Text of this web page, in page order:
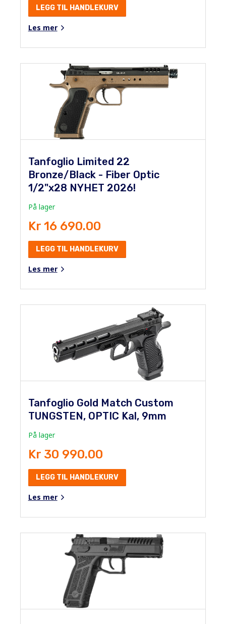
LEGG TIL HANDLEKURV
Les mer
Tanfoglio Limited 22
Bronze/Black - Fiber Optic
1/2"x28 NYHET 2026!
På lager
Kr 16 690.00
LEGG TIL HANDLEKURV
Les mer
Tanfoglio Gold Match Custom
TUNGSTEN, OPTIC Kal, 9mm
På lager
Kr 30 990.00
LEGG TIL HANDLEKURV
Les mer